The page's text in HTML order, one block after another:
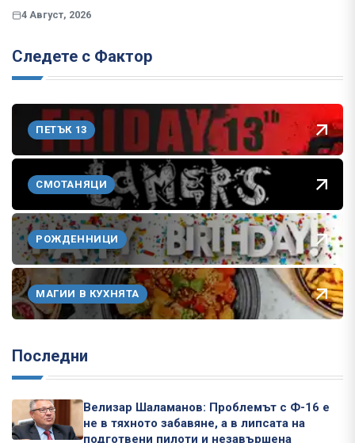
4 Август, 2026
Следете с Фактор
ПЕТЪК 13
СМОТАНЯЦИ
РОЖДЕННИЦИ
МАГИИ В КУХНЯТА
Последни
Велизар Шаламанов: Проблемът с Ф-16 е
не в тяхното забавяне, а в липсата на
подготвени пилоти и незавършена